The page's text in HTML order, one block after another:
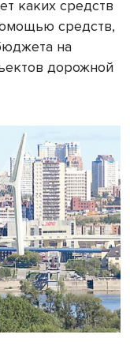
каких средств
средств,
на
дорожной